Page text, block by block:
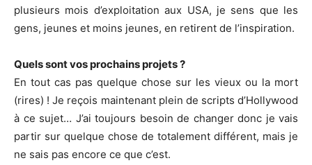
plusieurs mois d’exploitation aux USA, je sens que les
gens, jeunes et moins jeunes, en retirent de l’inspiration.
Quels sont vos prochains projets ?
En tout cas pas quelque chose sur les vieux ou la mort
(rires) ! Je reçois maintenant plein de scripts d’Hollywood
à ce sujet… J’ai toujours besoin de changer donc je vais
partir sur quelque chose de totalement différent, mais je
ne sais pas encore ce que c’est.